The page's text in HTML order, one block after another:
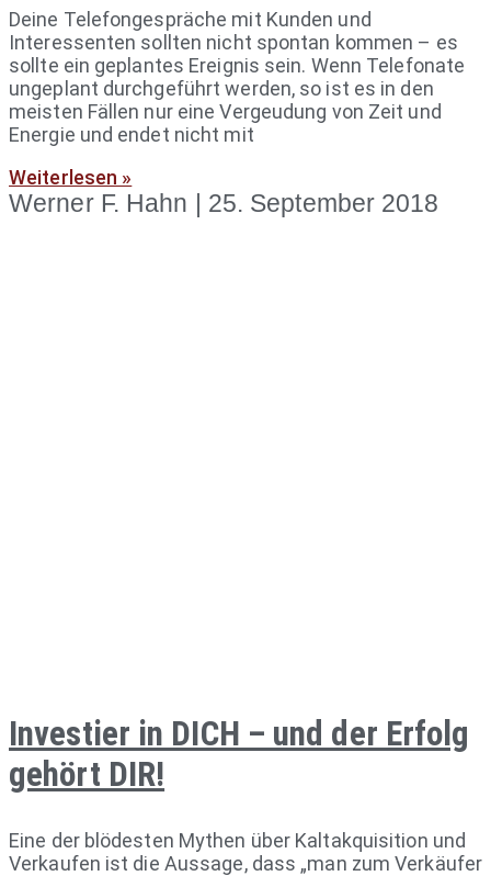
Deine Telefongespräche mit Kunden und
Interessenten sollten nicht spontan kommen – es
sollte ein geplantes Ereignis sein. Wenn Telefonate
ungeplant durchgeführt werden, so ist es in den
meisten Fällen nur eine Vergeudung von Zeit und
Energie und endet nicht mit
Weiterlesen »
Werner F. Hahn 25. September 2018
Investier in DICH – und der Erfolg
gehört DIR!
Eine der blödesten Mythen über Kaltakquisition und
Verkaufen ist die Aussage, dass „man zum Verkäufer